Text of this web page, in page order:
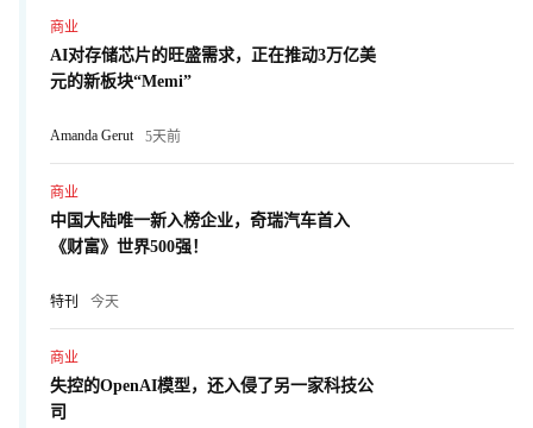
商业
AI对存储芯片的旺盛需求，正在推动3万亿美
元的新板块“Memi”
Amanda Gerut 5天前
商业
中国大陆唯一新入榜企业，奇瑞汽车首入
《财富》世界500强！
特刊 今天
商业
失控的OpenAI模型，还入侵了另一家科技公
司